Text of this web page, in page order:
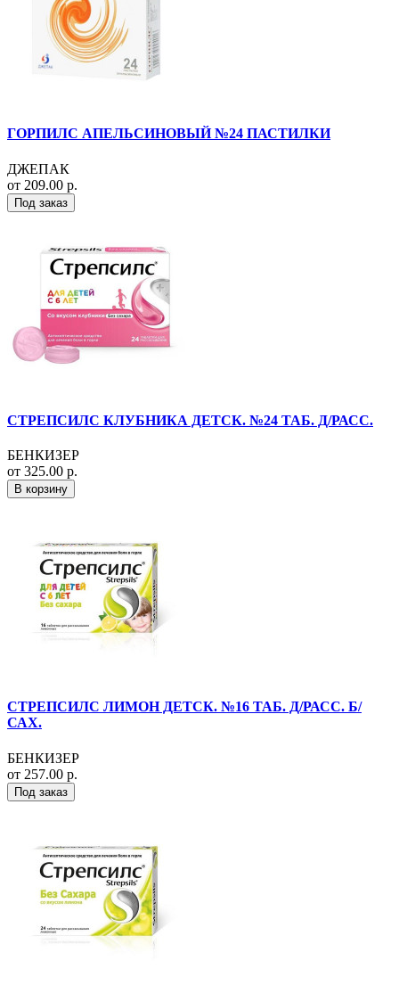
ГОРПИЛС АПЕЛЬСИНОВЫЙ №24 ПАСТИЛКИ
ДЖЕПАК
от 209.00 р.
Под заказ
СТРЕПСИЛС КЛУБНИКА ДЕТСК. №24 ТАБ. Д/РАСС.
БЕНКИЗЕР
от 325.00 р.
В корзину
СТРЕПСИЛС ЛИМОН ДЕТСК. №16 ТАБ. Д/РАСС. Б/
САХ.
БЕНКИЗЕР
от 257.00 р.
Под заказ